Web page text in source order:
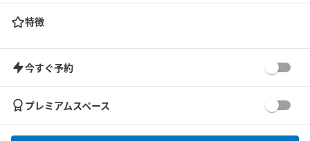
特徴
今すぐ予約
プレミアムスペース